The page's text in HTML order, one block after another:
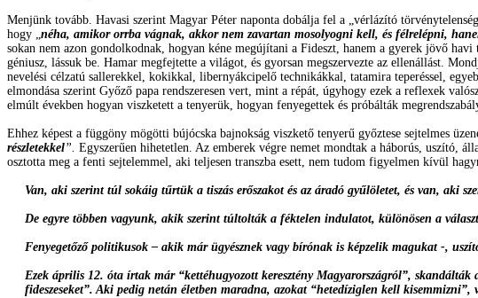
Menjünk tovább. Havasi szerint Magyar Péter naponta dobálja fel a „vérlázító
hogy „néha, amikor orrba vágnak, akkor nem zavartan mosolyogni kell, és félrelépni,
sokan nem azon gondolkodnak, hogyan kéne megújítani a Fideszt, hanem a gyerek jövő
géniusz, lássuk be. Hamar megfejtette a világot, és gyorsan megszervezte az ellenállást.
nevelési célzatú sallerekkel, kokikkal, libernyákcipelő technikákkal, tatamira teperéssel,
elmondása szerint Győző papa rendszeresen vert, mint a répát, úgyhogy ezek a reflexek
elmúlt években hogyan viszketett a tenyerük, hogyan fenyegettek és próbálták
Ehhez képest a függöny mögötti bújócska bajnokság viszkető tenyerű győztese sejtelmes
részletekkel”. Egyszerűen hihetetlen. Az emberek végre nemet mondtak a háborús, uszító,
osztotta meg a fenti sejtelemmel, aki teljesen transzba esett, nem tudom figyelmen kívül
Van, aki szerint túl sokáig tűrtük a tiszás erőszakot és az áradó gyűlöletet, és van, aki
De egyre többen vagyunk, akik szerint túltolták a féktelen indulatot, különösen a
Fenyegetőző politikusok – akik már ügyésznek vagy bírónak is képzelik magukat -,
Ezek április 12. óta írtak már “kettéhugyozott keresztény Magyarországról”,
fideszeseket”. Aki pedig netán életben maradna, azokat “hetedíziglen kell